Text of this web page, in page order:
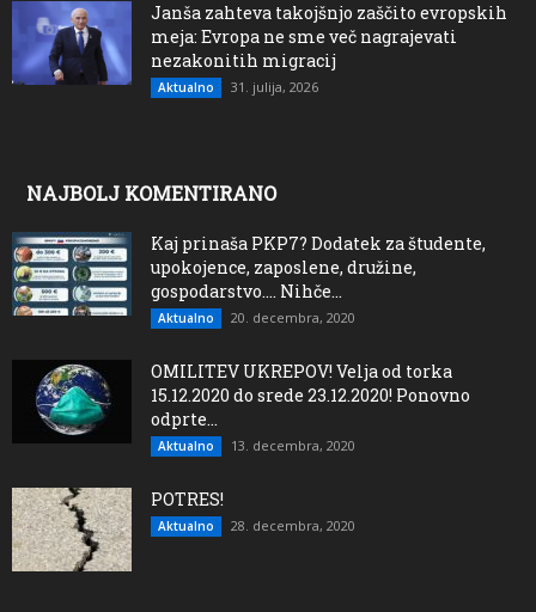
Janša zahteva takojšnjo zaščito evropskih
meja: Evropa ne sme več nagrajevati
nezakonitih migracij
Aktualno 31. julija, 2026
NAJBOLJ KOMENTIRANO
Kaj prinaša PKP7? Dodatek za študente,
upokojence, zaposlene, družine,
gospodarstvo…. Nihče...
Aktualno 20. decembra, 2020
OMILITEV UKREPOV! Velja od torka
15.12.2020 do srede 23.12.2020! Ponovno
odprte...
Aktualno 13. decembra, 2020
POTRES!
Aktualno 28. decembra, 2020